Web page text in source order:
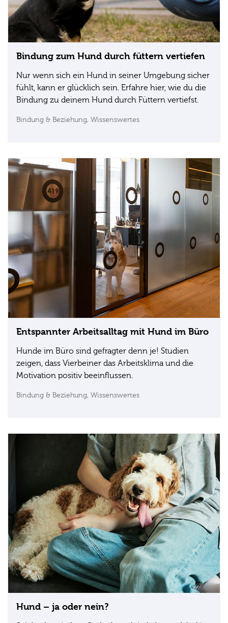
Bindung zum Hund durch füttern vertiefen
Nur wenn sich ein Hund in seiner Umgebung sicher
fühlt, kann er glücklich sein. Erfahre hier, wie du die
Bindung zu deinem Hund durch Füttern vertiefst.
Bindung & Beziehung, Wissenswertes
Entspannter Arbeitsalltag mit Hund im Büro
Hunde im Büro sind gefragter denn je! Studien
zeigen, dass Vierbeiner das Arbeitsklima und die
Motivation positiv beeinflussen.
Bindung & Beziehung, Wissenswertes
Hund – ja oder nein?